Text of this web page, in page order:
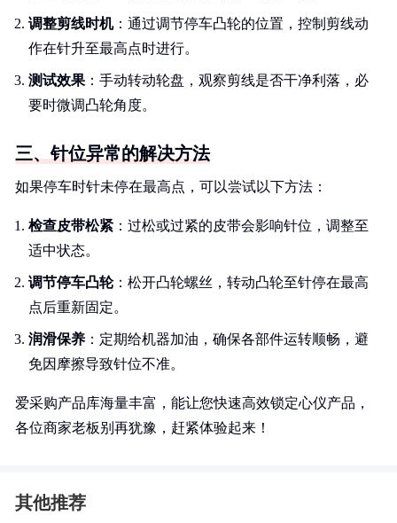
调整剪线时机：通过调节停车凸轮的位置，控制剪线动
作在针升至最高点时进行。
测试效果 ：手动转动轮盘，观察剪线是否干净利落，必
要时微调凸轮角度。
三、针位异常的解决方法
如果停车时针未停在最高点，可以尝试以下方法：
检查皮带松紧 ：过松或过紧的皮带会影响针位，调整至
适中状态。
调节停车凸轮：松开凸轮螺丝，转动凸轮至针停在最高
点后重新固定。
润滑保养 ：定期给机器加油，确保各部件运转顺畅，避
免因摩擦导致针位不准。
爱采购产品库海量丰富，能让您快速高效锁定心仪产品，
各位商家老板别再犹豫，赶紧体验起来！
其他推荐